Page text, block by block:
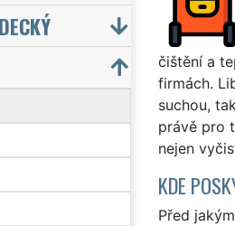
čištění a
firmách.
suchou,
právě pro
nejen
KDE
Před